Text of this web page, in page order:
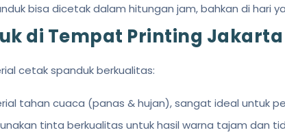
bisa dicetak dalam hitungan jam, bahkan di hari
di Tempat Printing Jakarta
cetak spanduk berkualitas:
tahan cuaca (panas & hujan), sangat ideal untuk
tinta berkualitas untuk hasil warna tajam dan